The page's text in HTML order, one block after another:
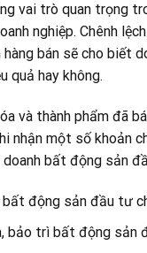
vai trò quan trọng
nghiệp. Chênh
hàng bán sẽ cho biết
quả hay không.
và thành phẩm đã
nhận một số khoản
bất động sản
bất động sản đầu tư
bảo trì bất động sản